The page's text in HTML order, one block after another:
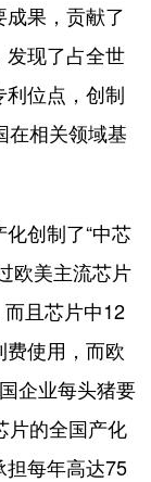
한국어
果，贡献了
发现了占全世
位点，创制
在相关领域基
创制了“中芯
欧美主流芯片
且芯片中12
使用，而欧
企业每头猪要
片的全国产化
担每年高达75